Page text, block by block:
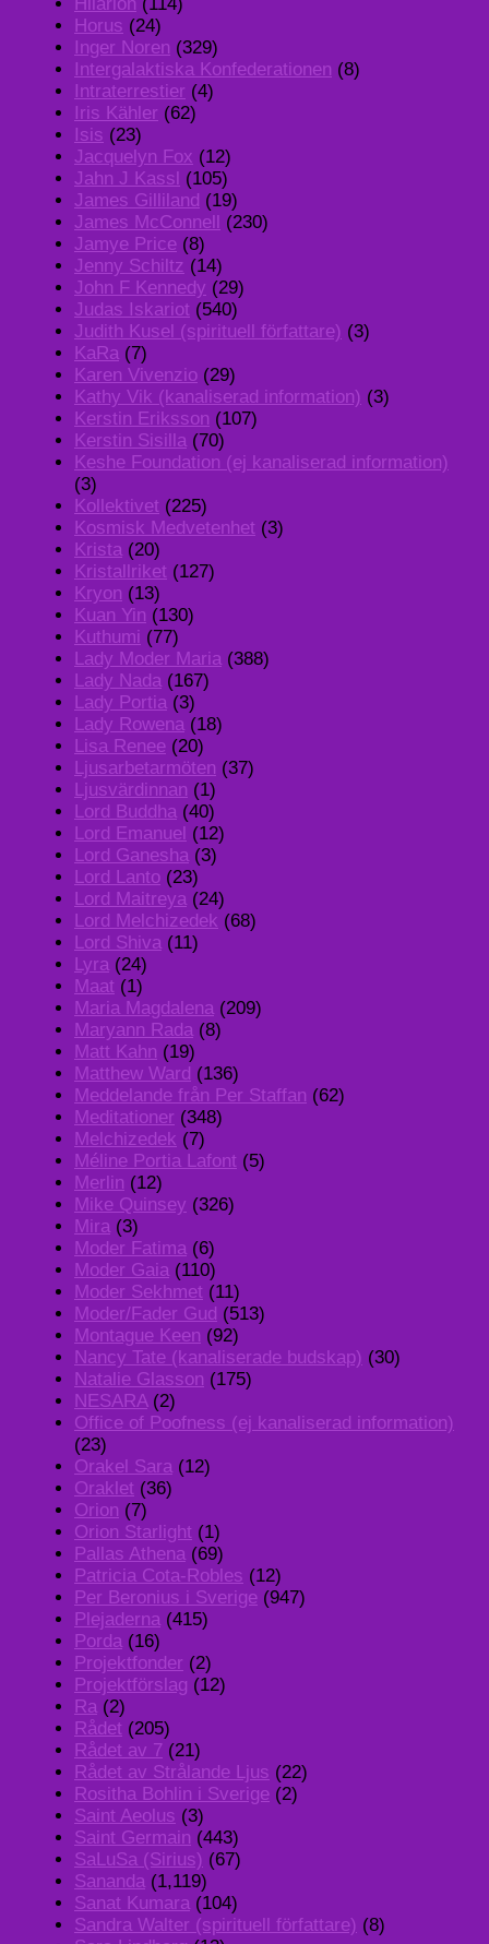
Horus (24)
Inger Noren (329)
Intergalaktiska Konfederationen (8)
Intraterrestier (4)
Iris Kähler (62)
Isis (23)
Jacquelyn Fox (12)
Jahn J Kassl (105)
James Gilliland (19)
James McConnell (230)
Jamye Price (8)
Jenny Schiltz (14)
John F Kennedy (29)
Judas Iskariot (540)
Judith Kusel (spirituell författare) (3)
KaRa (7)
Karen Vivenzio (29)
Kathy Vik (kanaliserad information) (3)
Kerstin Eriksson (107)
Kerstin Sisilla (70)
Keshe Foundation (ej kanaliserad information)
(3)
Kollektivet (225)
Kosmisk Medvetenhet (3)
Krista (20)
Kristallriket (127)
Kryon (13)
Kuan Yin (130)
Kuthumi (77)
Lady Moder Maria (388)
Lady Nada (167)
Lady Portia (3)
Lady Rowena (18)
Lisa Renee (20)
Ljusarbetarmöten (37)
Ljusvärdinnan (1)
Lord Buddha (40)
Lord Emanuel (12)
Lord Ganesha (3)
Lord Lanto (23)
Lord Maitreya (24)
Lord Melchizedek (68)
Lord Shiva (11)
Lyra (24)
Maat (1)
Maria Magdalena (209)
Maryann Rada (8)
Matt Kahn (19)
Matthew Ward (136)
Meddelande från Per Staffan (62)
Meditationer (348)
Melchizedek (7)
Méline Portia Lafont (5)
Merlin (12)
Mike Quinsey (326)
Mira (3)
Moder Fatima (6)
Moder Gaia (110)
Moder Sekhmet (11)
Moder/Fader Gud (513)
Montague Keen (92)
Nancy Tate (kanaliserade budskap) (30)
Natalie Glasson (175)
NESARA(2)
Office of Poofness (ej kanaliserad information)
(23)
Orakel Sara (12)
Oraklet (36)
Orion (7)
Orion Starlight (1)
Pallas Athena (69)
Patricia Cota-Robles (12)
Per Beronius i Sverige (947)
Plejaderna (415)
Porda (16)
Projektfonder (2)
Projektförslag (12)
Ra (2)
Rådet (205)
Rådet av 7 (21)
Rådet av Strålande Ljus (22)
Rositha Bohlin i Sverige (2)
Saint Aeolus (3)
Saint Germain (443)
SaLuSa (Sirius) (67)
Sananda (1,119)
Sanat Kumara (104)
Sandra Walter (spirituell författare) (8)